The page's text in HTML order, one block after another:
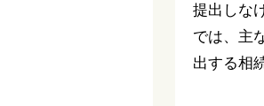
提出しな
では、主
出する相